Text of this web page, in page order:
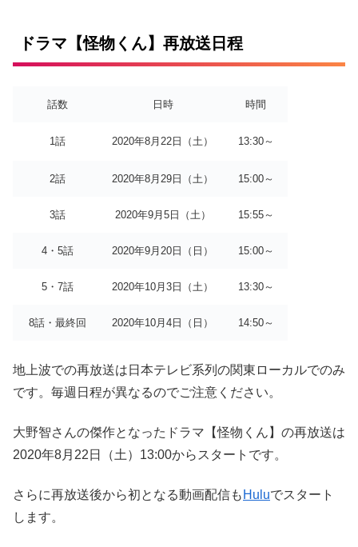
ドラマ【怪物くん】再放送日程
話数 日時 時間
1話 2020年8月22日（土） 13:30～
2話 2020年8月29日（土） 15:00～
3話 2020年9月5日（土） 15:55～
4・5話 2020年9月20日（日） 15:00～
5・7話 2020年10月3日（土） 13:30～
8話・最終回 2020年10月4日（日） 14:50～
地上波での再放送は日本テレビ系列の関東ローカルでのみ
です。毎週日程が異なるのでご注意ください。
大野智さんの傑作となったドラマ【怪物くん】の再放送は
2020年8月22日（土）13:00からスタートです。
さらに再放送後から初となる動画配信も Huluでスタート
します。